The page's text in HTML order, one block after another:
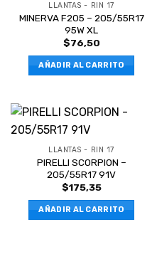
LLANTAS - RIN 17
MINERVA F205 – 205/55R17
95W XL
$76,50
AÑADIR AL CARRITO
LLANTAS - RIN 17
PIRELLI SCORPION –
205/55R17 91V
$175,35
AÑADIR AL CARRITO